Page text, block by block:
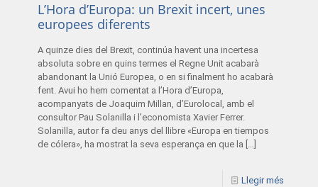
L’Hora d’Europa: un Brexit incert, unes
europees diferents
A quinze dies del Brexit, continúa havent una incertesa
absoluta sobre en quins termes el Regne Unit acabarà
abandonant la Unió Europea, o en si finalment ho acabarà
fent. Avui ho hem comentat a l’Hora d’Europa,
acompanyats de Joaquim Millan, d’Eurolocal, amb el
consultor Pau Solanilla i l’economista Xavier Ferrer.
Solanilla, autor fa deu anys del llibre «Europa en tiempos
de cólera», ha mostrat la seva esperança en que la […]
Llegir més